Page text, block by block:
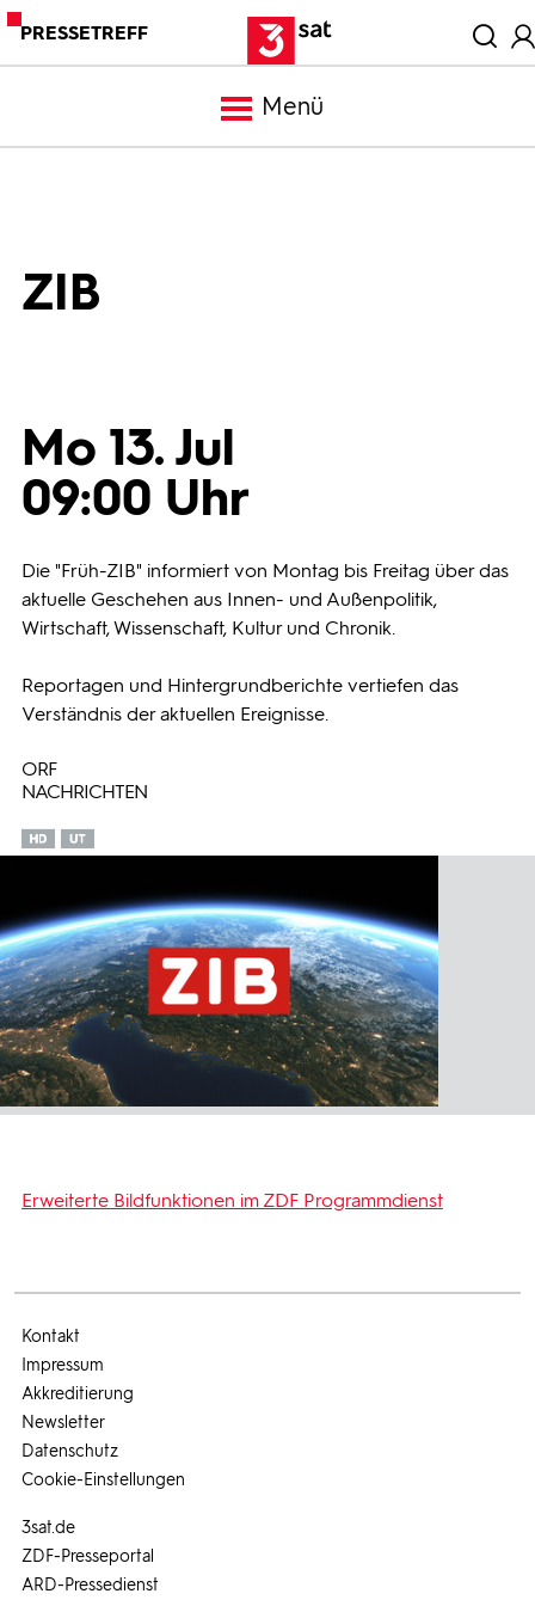
PRESSETREFF
Menü
Bilder
Programmwochen
ZIB
Mo 13. Jul
09:00 Uhr
Die "Früh-ZIB" informiert von Montag bis Freitag über das
aktuelle Geschehen aus Innen- und Außenpolitik,
Wirtschaft, Wissenschaft, Kultur und Chronik.
Reportagen und Hintergrundberichte vertiefen das
Verständnis der aktuellen Ereignisse.
ORF
NACHRICHTEN
Erweiterte Bildfunktionen im ZDF Programmdienst
3sat.de
ZDF-Presseportal
ARD-Pressedienst
Kontakt
Impressum
Akkreditierung
Newsletter
Datenschutz
Cookie-Einstellungen